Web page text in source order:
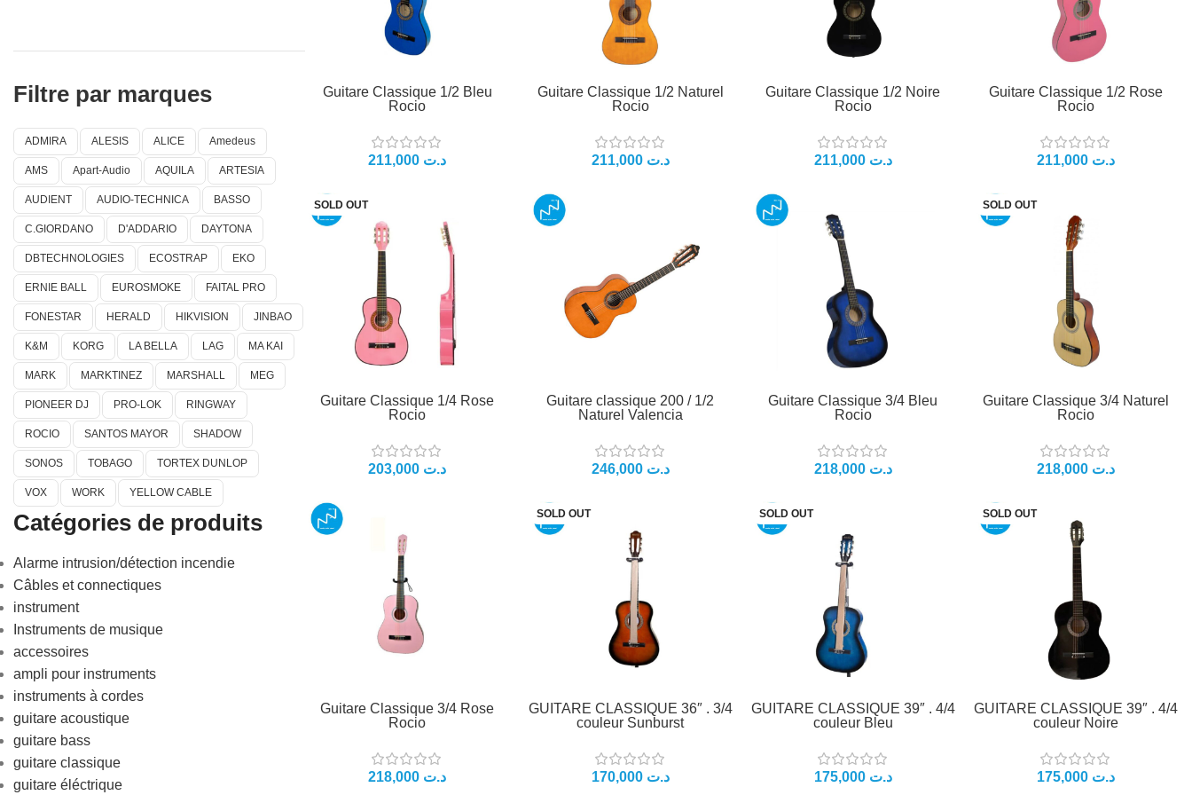
Filtre par marques
ADMIRA ALESIS ALICE Amedeus
AMS Apart-Audio AQUILA ARTESIA
AUDIENT AUDIO-TECHNICA BASSO
C.GIORDANO D'ADDARIO DAYTONA
DBTECHNOLOGIES ECOSTRAP EKO
ERNIE BALL EUROSMOKE FAITAL PRO
FONESTAR HERALD HIKVISION JINBAO
K&M KORG LA BELLA LAG MA KAI
MARK MARKTINEZ MARSHALL MEG
PIONEER DJ PRO-LOK RINGWAY
ROCIO SANTOS MAYOR SHADOW
SONOS TOBAGO TORTEX DUNLOP
VOX WORK YELLOW CABLE
Catégories de produits
Alarme intrusion/détection incendie
Câbles et connectiques
instrument
Instruments de musique
accessoires
ampli pour instruments
instruments à cordes
guitare acoustique
guitare bass
guitare classique
guitare éléctrique
Guitare Classique 1/2 Bleu
Rocio
د.ت
Guitare Classique 1/2 Naturel
Rocio
د.ت
Guitare Classique 1/2 Noire
Rocio
د.ت
Guitare Classique 1/2 Rose
Rocio
د.ت
SOLD OUT
Guitare Classique 1/4 Rose
Rocio
د.ت
Guitare classique 200 / 1/2
Naturel Valencia
د.ت
Guitare Classique 3/4 Bleu
Rocio
د.ت
SOLD OUT
Guitare Classique 3/4 Naturel
Rocio
د.ت
Guitare Classique 3/4 Rose
Rocio
د.ت
SOLD OUT
GUITARE CLASSIQUE 36″ . 3/4
couleur Sunburst
د.ت
SOLD OUT
GUITARE CLASSIQUE 39″ . 4/4
couleur Bleu
د.ت
SOLD OUT
GUITARE CLASSIQUE 39″ . 4/4
couleur Noire
د.ت